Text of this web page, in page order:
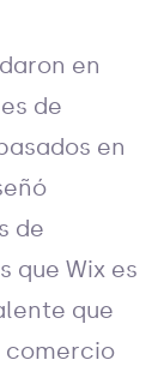
en
de
en
de
que Wix es
que
comercio